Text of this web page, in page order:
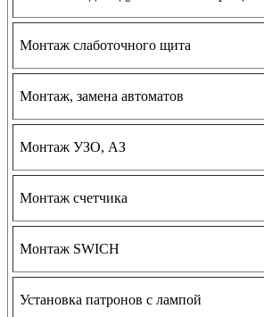
Монтаж слаботочного щита
Монтаж, замена автоматов
Монтаж УЗО, АЗ
Монтаж счетчика
Монтаж SWICH
Установка патронов с лампой